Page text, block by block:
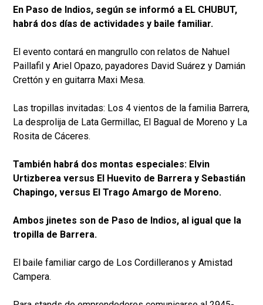
En Paso de Indios, según se informó a EL CHUBUT,
habrá dos días de actividades y baile familiar.
El evento contará en mangrullo con relatos de Nahuel
Paillafil y Ariel Opazo, payadores David Suárez y Damián
Crettón y en guitarra Maxi Mesa.
Las tropillas invitadas: Los 4 vientos de la familia Barrera,
La desprolija de Lata Germillac, El Bagual de Moreno y La
Rosita de Cáceres.
También habrá dos montas especiales: Elvin
Urtizberea versus El Huevito de Barrera y Sebastián
Chapingo, versus El Trago Amargo de Moreno.
Ambos jinetes son de Paso de Indios, al igual que la
tropilla de Barrera.
El baile familiar cargo de Los Cordilleranos y Amistad
Campera.